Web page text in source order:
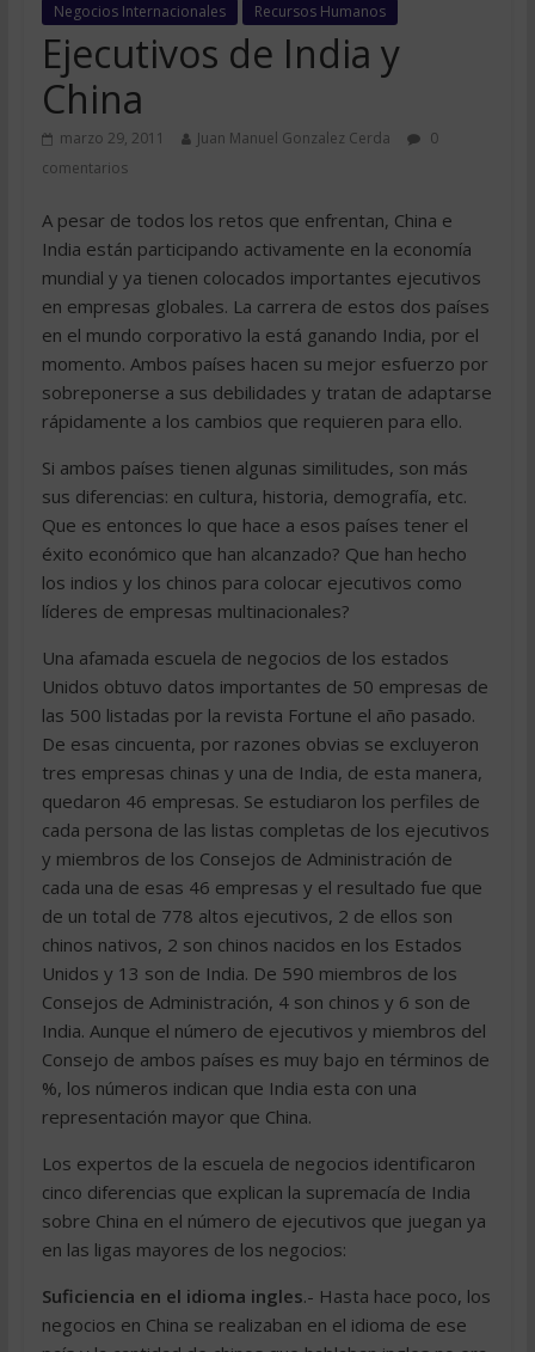
Negocios Internacionales Recursos Humanos
Ejecutivos de India y
China
marzo 29, 2011 Juan Manuel Gonzalez Cerda
0
comentarios
A pesar de todos los retos que enfrentan, China e
India están participando activamente en la economía
mundial y ya tienen colocados importantes ejecutivos
en empresas globales. La carrera de estos dos países
en el mundo corporativo la está ganando India, por el
momento. Ambos países hacen su mejor esfuerzo por
sobreponerse a sus debilidades y tratan de adaptarse
rápidamente a los cambios que requieren para ello.
Si ambos países tienen algunas similitudes, son más
sus diferencias: en cultura, historia, demografía, etc.
Que es entonces lo que hace a esos países tener el
éxito económico que han alcanzado? Que han hecho
los indios y los chinos para colocar ejecutivos como
líderes de empresas multinacionales?
Una afamada escuela de negocios de los estados
Unidos obtuvo datos importantes de 50 empresas de
las 500 listadas por la revista Fortune el año pasado.
De esas cincuenta, por razones obvias se excluyeron
tres empresas chinas y una de India, de esta manera,
quedaron 46 empresas. Se estudiaron los perfiles de
cada persona de las listas completas de los ejecutivos
y miembros de los Consejos de Administración de
cada una de esas 46 empresas y el resultado fue que
de un total de 778 altos ejecutivos, 2 de ellos son
chinos nativos, 2 son chinos nacidos en los Estados
Unidos y 13 son de India. De 590 miembros de los
Consejos de Administración, 4 son chinos y 6 son de
India. Aunque el número de ejecutivos y miembros del
Consejo de ambos países es muy bajo en términos de
%, los números indican que India esta con una
representación mayor que China.
Los expertos de la escuela de negocios identificaron
cinco diferencias que explican la supremacía de India
sobre China en el número de ejecutivos que juegan ya
en las ligas mayores de los negocios:
Suficiencia en el idioma ingles.- Hasta hace poco, los
negocios en China se realizaban en el idioma de ese